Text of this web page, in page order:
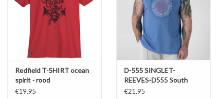
Redfield T-SHIRT ocean
spirit - rood
€19,95
D-555 SINGLET-
REEVES-D555 South
Beach Miami
€21,95